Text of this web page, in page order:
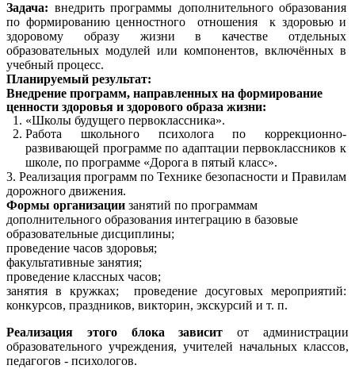
Задача: внедрить программы дополнительного образования
по формированию ценностного отношения к здоровью и
здоровому образу жизни в качестве отдельных
образовательных модулей или компонентов, включённых в
учебный процесс.
Планируемый результат:
Внедрение программ, направленных на формирование
ценности здоровья и здорового образа жизни:
«Школы будущего первоклассника».
Работа школьного психолога по коррекционно-
развивающей программе по адаптации первоклассников к
школе, по программе «Дорога в пятый класс».
3. Реализация программ по Технике безопасности и Правилам
дорожного движения.
Формы организации занятий по программам
дополнительного образования интеграцию в базовые
образовательные дисциплины;
проведение часов здоровья;
факультативные занятия;
проведение классных часов;
занятия в кружках; проведение досуговых мероприятий:
конкурсов, праздников, викторин, экскурсий и т. п.
Реализация этого блока зависит от администрации
образовательного учреждения, учителей начальных классов,
педагогов - психологов.